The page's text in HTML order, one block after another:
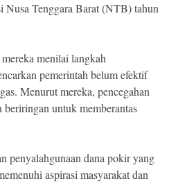
Tenggara Barat (NTB) tahun
menilai langkah
pemerintah belum efektif
Menurut mereka, pencegahan
untuk memberantas
penyalahgunaan dana pokir yang
aspirasi masyarakat dan